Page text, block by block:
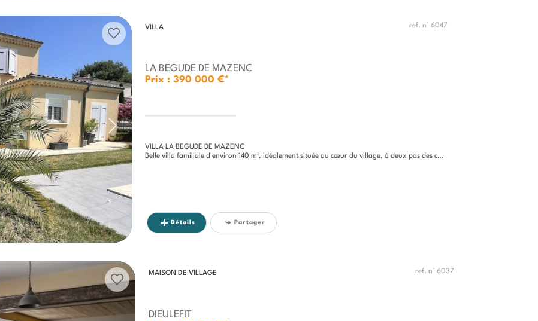
VILLA ref. n° 6047
LA BEGUDE DE MAZENC
Prix : 390 000 €*
VILLA LA BEGUDE DE MAZENC
Belle villa familiale d'environ 140 m², idéalement située au cœur du village, à deux pas des commerces, des écoles et de...
Détails Partager
MAISON DE VILLAGE ref. n° 6037
DIEULEFIT